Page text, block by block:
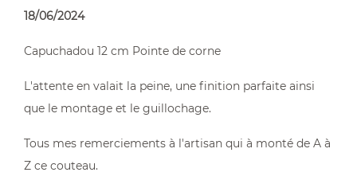
18/06/2024
Capuchadou 12 cm Pointe de corne
L'attente en valait la peine, une finition parfaite ainsi
que le montage et le guillochage.
Tous mes remerciements à l'artisan qui à monté de A à
Z ce couteau.